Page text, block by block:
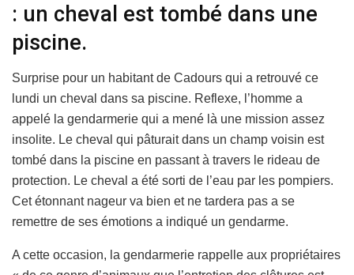
: un cheval est tombé dans une
piscine.
Surprise pour un habitant de Cadours qui a retrouvé ce
lundi un cheval dans sa piscine. Reflexe, l’homme a
appelé la gendarmerie qui a mené là une mission assez
insolite. Le cheval qui pâturait dans un champ voisin est
tombé dans la piscine en passant à travers le rideau de
protection. Le cheval a été sorti de l’eau par les pompiers.
Cet étonnant nageur va bien et ne tardera pas a se
remettre de ses émotions a indiqué un gendarme.
A cette occasion, la gendarmerie rappelle aux propriétaires